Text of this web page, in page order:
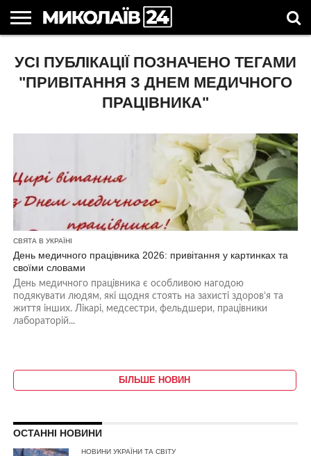
НОВИНИ
НОВИНИ
МИКОЛАЄВА
МИКОЛАЇВСЬКА
ОБЛАСТЬ
НОВИНИ
СПОРТУ
УКРАЇНА
ТА СВІТ
НОВИНИ
КОМПАНІЙ
АСТРОЛОГІЯ
СВЯТА
В
УКРАЇНІ
КОРИСНІ
СТАТТІ
УСІ ПУБЛІКАЦІЇ ПОЗНАЧЕНО ТЕГАМИ
"ПРИВІТАННЯ З ДНЕМ МЕДИЧНОГО
ПРАЦІВНИКА"
СВЯТА В УКРАЇНІ
День медичного працівника 2026: привітання у картинках та
своїми словами
День медичного працівника є особливою нагодою
подякувати людям, які щодня стоять на захисті здоров’я та
життя інших. Лікарі, медсестри, фельдшери, працівники
лабораторій...
БІЛЬШЕ НОВИН
ОСТАННІ НОВИНИ
НОВИНИ УКРАЇНИ ТА СВІТУ